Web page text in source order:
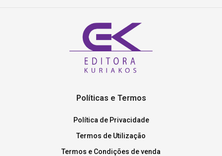
Políticas e Termos
Política de Privacidade
Termos de Utilização
Termos e Condições de venda